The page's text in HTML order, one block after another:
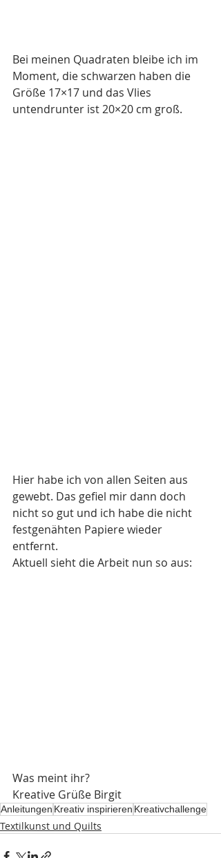
Bei meinen Quadraten bleibe ich im
Moment, die schwarzen haben die
Größe 17×17 und das Vlies
untendrunter ist 20×20 cm groß.
Hier habe ich von allen Seiten aus
gewebt. Das gefiel mir dann doch
nicht so gut und ich habe die nicht
festgenähten Papiere wieder
entfernt.
Aktuell sieht die Arbeit nun so aus:
Was meint ihr?
Kreative Grüße Birgit
Anleitungen Kreativ inspirieren Kreativchallenge
Textilkunst und Quilts